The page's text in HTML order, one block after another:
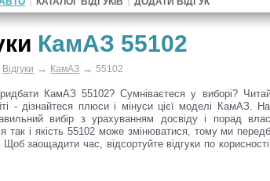
КамАЗ 55102
Відгуки → КамАЗ → 55102
КамАЗ 55102? Сумніваєтеся у виборі?
- дізнайтеся плюси і мінуси цієї моделі КамАЗ.
вибір з урахуванням досвіду і порад
так і якість 55102 може змінюватися, тому ми
заощадити час, відсортуйте відгуки по